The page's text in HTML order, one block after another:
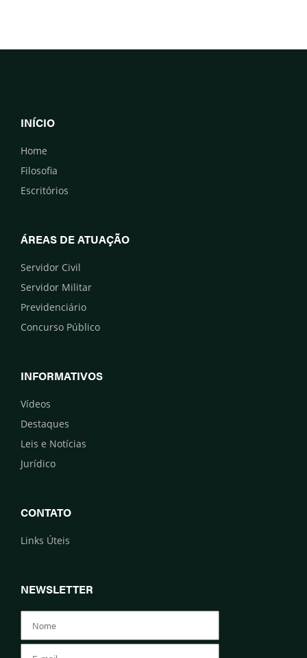
INÍCIO
Home
Filosofia
Escritórios
ÁREAS DE ATUAÇÃO
Servidor Civil
Servidor Militar
Previdenciário
Concurso Público
INFORMATIVOS
Vídeos
Destaques
Leis e Notícias
Jurídico
CONTATO
Links Úteis
NEWSLETTER